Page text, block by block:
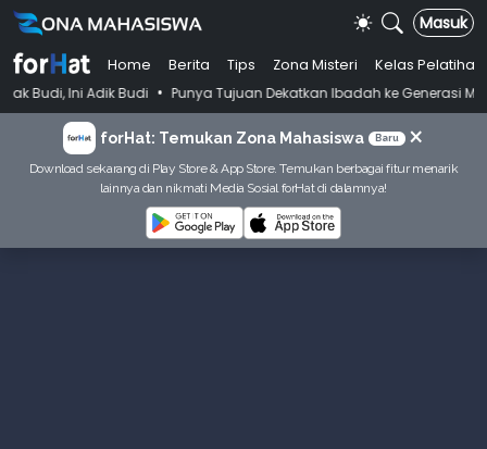
Masuk
Home Berita Tips Zona Misteri
Kelas Pelatihan
Adik Budi • Punya Tujuan Dekatkan Ibadah ke Generasi Muda Skenu
forHat: Temukan Zona Mahasiswa Baru ×
Download sekarang di Play Store & App Store. Temukan berbagai fitur menarik
lainnya dan nikmati Media Sosial forHat di dalamnya!